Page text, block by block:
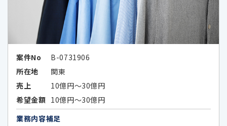
当社又は第三者の商品・サービスに関す
る広告、メールマガジン等、各種ご案内の
わせた広告情報等の表示、メールマガジ
ン等、各種ご案内のため
上記各目的に関連する市場分析、マーケ
ティングのため
案件No
B-0731906
所在地
関東
売上
10億円～30億円
希望金額 10億円～30億円
業務内容補足